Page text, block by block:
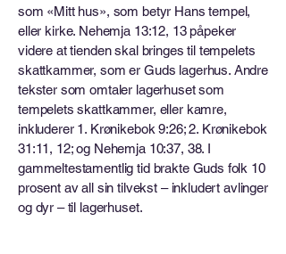
som «Mitt hus», som betyr Hans tempel,
eller kirke. Nehemja 13:12, 13 påpeker
videre at tienden skal bringes til tempelets
skattkammer, som er Guds lagerhus. Andre
tekster som omtaler lagerhuset som
tempelets skattkammer, eller kamre,
inkluderer 1. Krønikebok 9:26; 2. Krønikebok
31:11, 12; og Nehemja 10:37, 38. I
gammeltestamentlig tid brakte Guds folk 10
prosent av all sin tilvekst – inkludert avlinger
og dyr – til lagerhuset.